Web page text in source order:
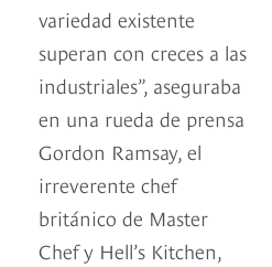
variedad existente
superan con creces a las
industriales”, aseguraba
en una rueda de prensa
Gordon Ramsay, el
irreverente chef
británico de Master
Chef y Hell’s Kitchen,